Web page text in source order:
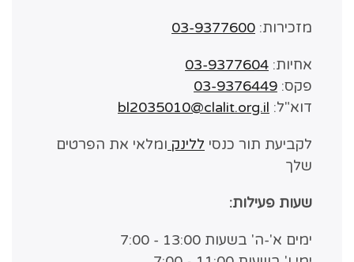
מזכירות: 03-9377600
אחיות: 03-9377604
פקס: 03-9376449
דוא"ל: bl2035010@clalit.org.il
לקביעת תור כנסי ללינק ומלאי את הפרטים
שלך
שעות פעילות:
​ימים א'-ה' בשעות 13:00 - 7:00